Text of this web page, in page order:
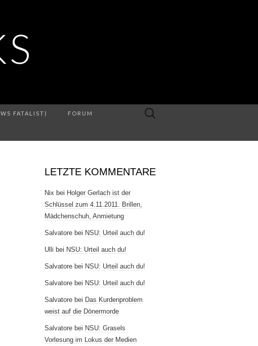
FATALIST) FORUM
Suche
LETZTE KOMMENTARE
Nix bei Holger Gerlach ist der
Schlüssel zum 4.11.2011. Brillen,
Mädchenschuh, Anmietung
Salvatore bei NSU: Urteil auch du!
Ulli bei NSU: Urteil auch du!
Salvatore bei NSU: Urteil auch du!
Salvatore bei NSU: Urteil auch du!
Salvatore bei Das Kurdenproblem
weist auf die Dönermorde
Salvatore bei NSU: Grasels
Vorlesung im Lokus der Medien